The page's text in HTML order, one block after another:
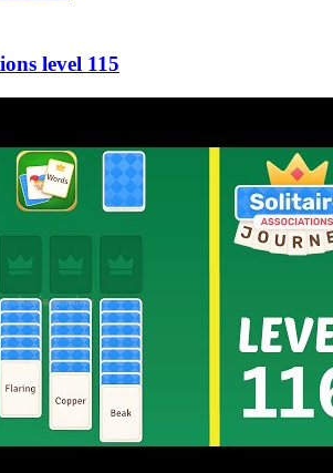
115